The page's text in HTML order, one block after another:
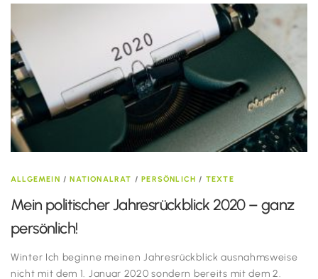
ALLGEMEIN /NATIONALRAT /PERSÖNLICH / TEXTE
Mein politischer Jahresrückblick 2020 – ganz
persönlich!
Winter Ich beginne meinen Jahresrückblick ausnahmsweise
nicht mit dem 1. Januar 2020 sondern bereits mit dem 2.